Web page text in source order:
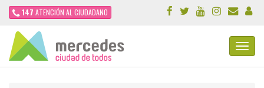
147 ATENCIÓN AL CIUDADANO